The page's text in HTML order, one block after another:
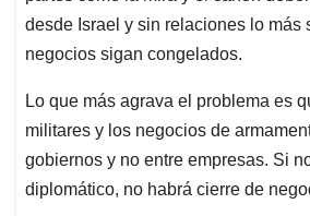
desde Israel y sin relaciones lo más
negocios sigan congelados.
Lo que más agrava el problema es
militares y los negocios de
gobiernos y no entre empresas. Si
diplomático, no habrá cierre de